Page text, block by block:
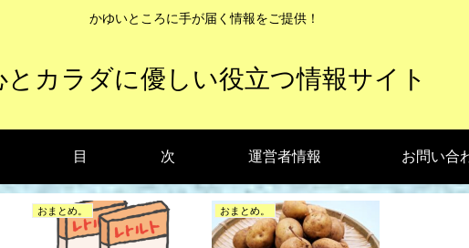
かゆいところに手が届く情報をご提供！
とカラダに優しい役立つ情報サイト
目 次 運営者情報 お問い合
おまとめ。 おまとめ。